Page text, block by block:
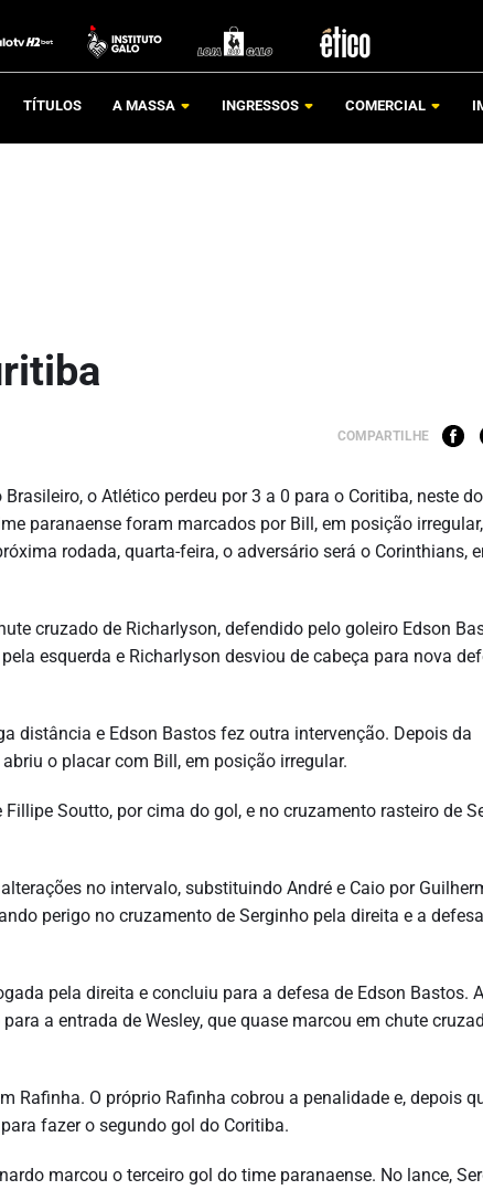
TÍTULOS A MASSA INGRESSOS COMERCIAL
COMPARTILHE
o Atlético perdeu por 3 a 0 para o Coritiba, neste
paranaense foram marcados por Bill, em posição irregular,
rodada, quarta-feira, o adversário será o Corinthians,
cruzado de Richarlyson, defendido pelo goleiro Edson
esquerda e Richarlyson desviou de cabeça para nova
distância e Edson Bastos fez outra intervenção. Depois da
o placar com Bill, em posição irregular.
Soutto, por cima do gol, e no cruzamento rasteiro de
no intervalo, substituindo André e Caio por
perigo no cruzamento de Serginho pela direita e a defesa
pela direita e concluiu para a defesa de Edson Bastos.
a entrada de Wesley, que quase marcou em chute
Rafinha. O próprio Rafinha cobrou a penalidade e, depois
fazer o segundo gol do Coritiba.
marcou o terceiro gol do time paranaense. No lance,